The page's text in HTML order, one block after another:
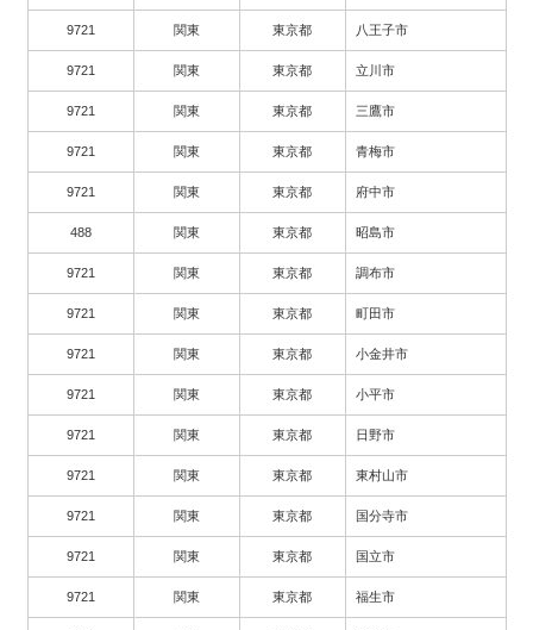
9721 関東 東京都 八王子市
9721 関東 東京都 立川市
9721 関東 東京都 三鷹市
9721 関東 東京都 青梅市
9721 関東 東京都 府中市
488 関東 東京都 昭島市
9721 関東 東京都 調布市
9721 関東 東京都 町田市
9721 関東 東京都 小金井市
9721 関東 東京都 小平市
9721 関東 東京都 日野市
9721 関東 東京都 東村山市
9721 関東 東京都 国分寺市
9721 関東 東京都 国立市
9721 関東 東京都 福生市